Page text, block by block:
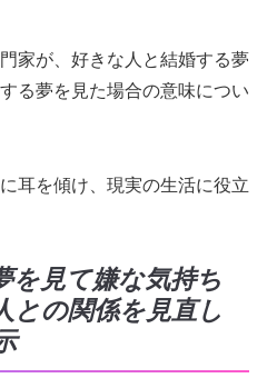
家が、好きな人と結婚する夢
る夢を見た場合の意味につい
耳を傾け、現実の生活に役立
を見て嫌な気持ち
との関係を見直し